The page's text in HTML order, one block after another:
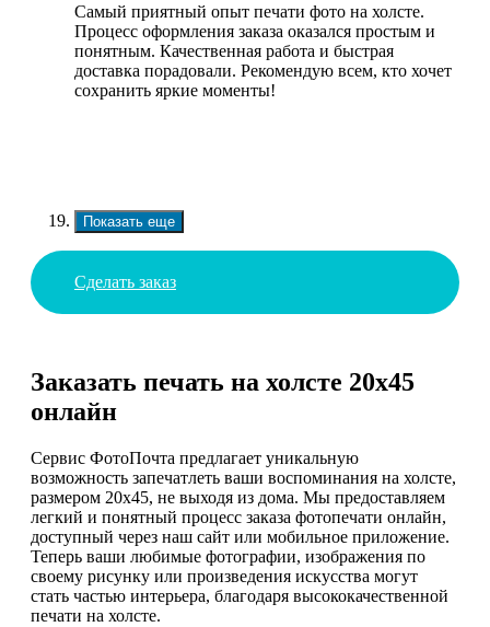
Самый приятный опыт печати фото на холсте.
Процесс оформления заказа оказался простым и
понятным. Качественная работа и быстрая
доставка порадовали. Рекомендую всем, кто хочет
сохранить яркие моменты!
Показать еще
Сделать заказ
Заказать печать на холсте 20х45
онлайн
Сервис ФотоПочта предлагает уникальную
возможность запечатлеть ваши воспоминания на холсте,
размером 20х45, не выходя из дома. Мы предоставляем
легкий и понятный процесс заказа фотопечати онлайн,
доступный через наш сайт или мобильное приложение.
Теперь ваши любимые фотографии, изображения по
своему рисунку или произведения искусства могут
стать частью интерьера, благодаря высококачественной
печати на холсте.